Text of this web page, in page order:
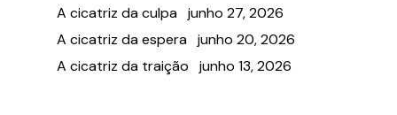
A cicatriz da culpa junho 27, 2026
A cicatriz da espera junho 20, 2026
A cicatriz da traição
junho 13, 2026